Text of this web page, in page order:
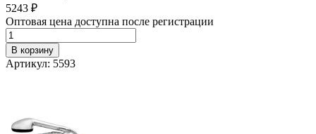
5243 ₽
Оптовая цена доступна после регистрации
В корзину
Артикул: 5593